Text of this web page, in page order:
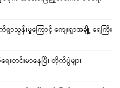
သွန်းမှုကြောင့် ကျေးရွာအချို့ ရေကြီး
တင်းမာနေပြီး တိုက်ပွဲများ